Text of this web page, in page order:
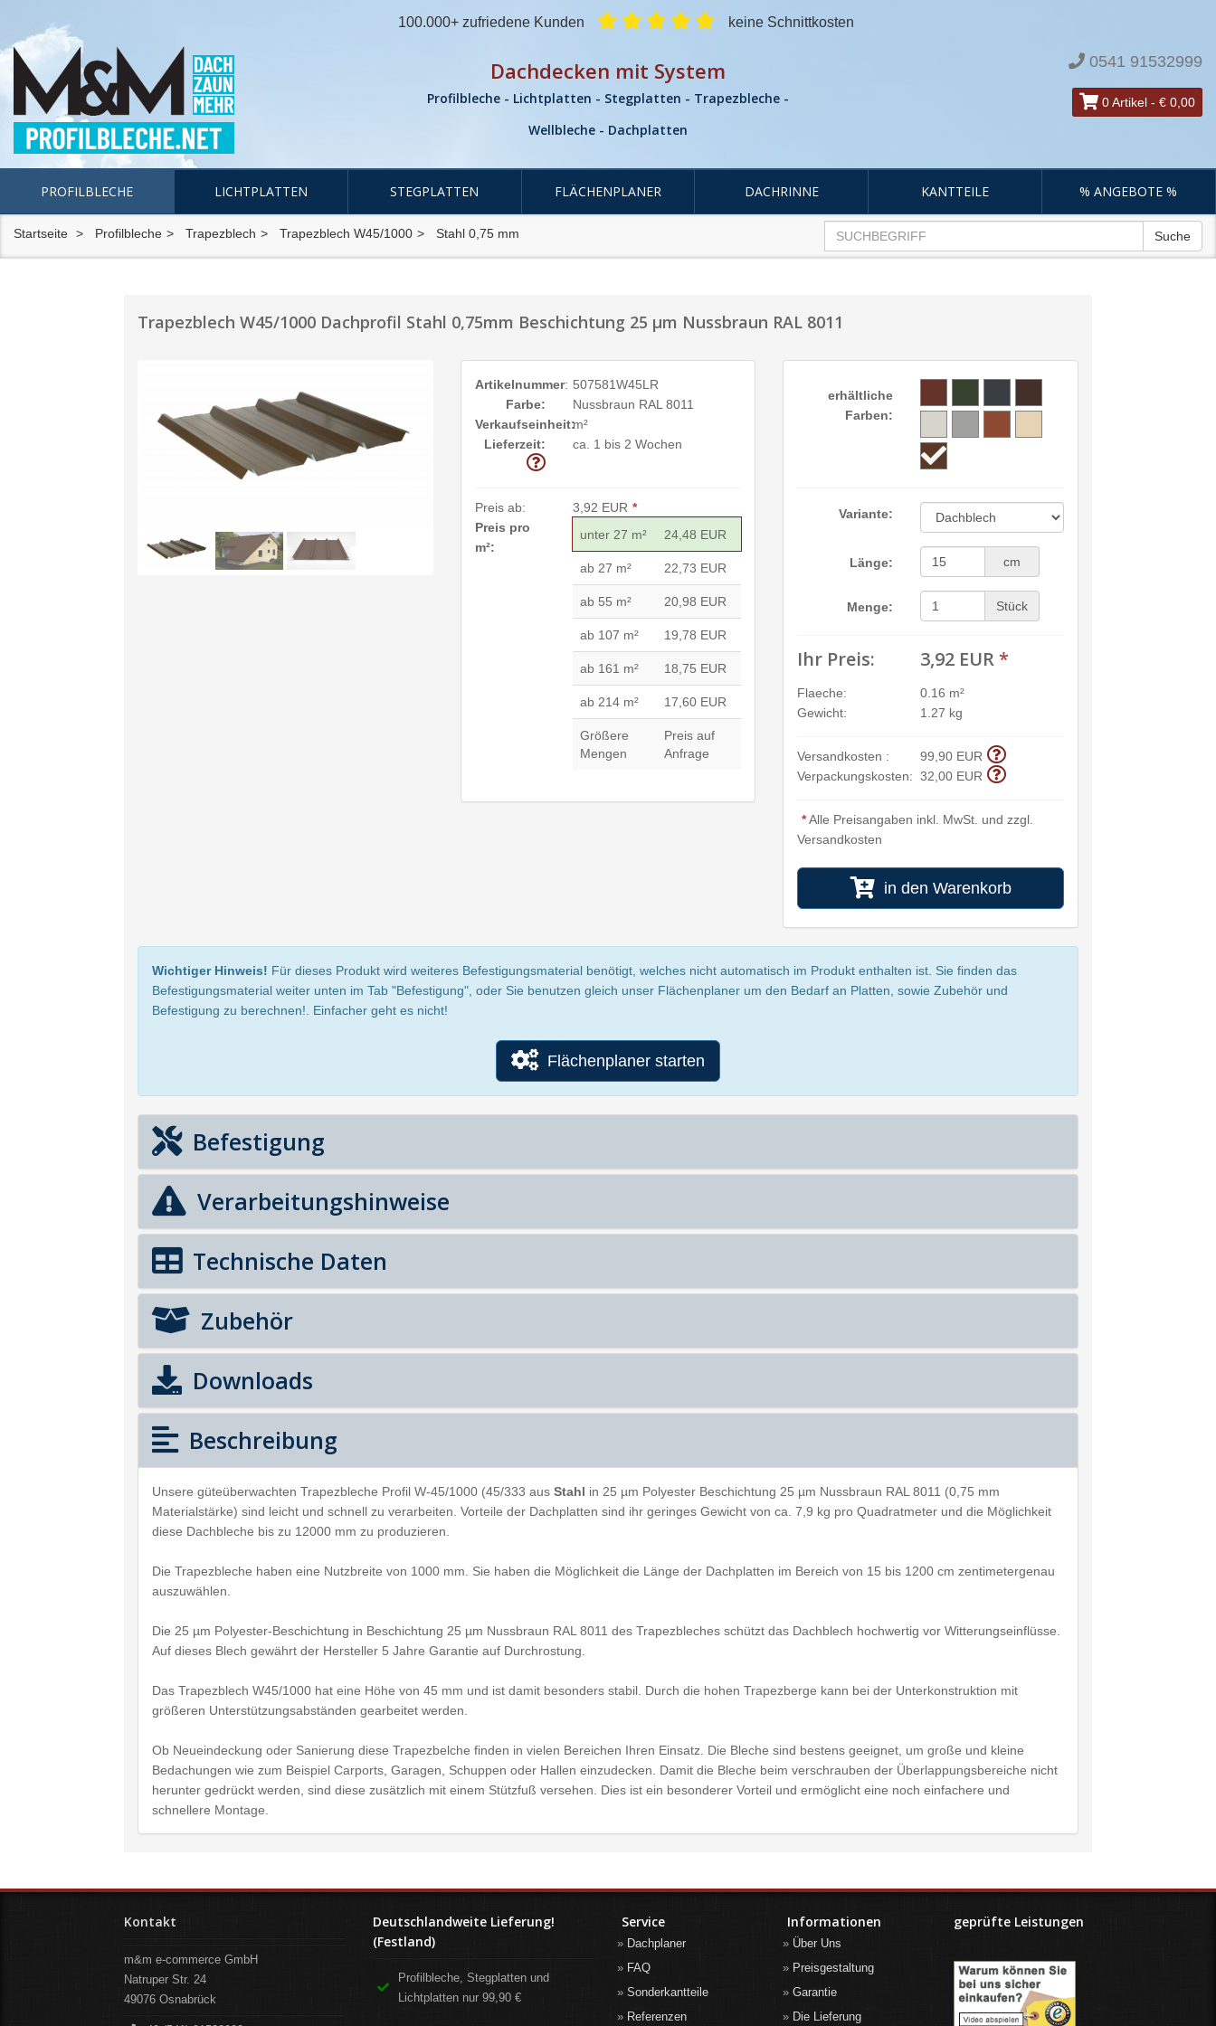
100.000+ zufriedene Kunden keine Schnittkosten
Dachdecken mit System
Profilbleche - Lichtplatten - Stegplatten - Trapezbleche -
Wellbleche - Dachplatten
0541 91532999
0 Artikel - € 0,00
PROFILBLECHE LICHTPLATTEN STEGPLATTEN FLÄCHENPLANER DACHRINNE KANTTEILE % ANGEBOTE %
Startseite Profilbleche Trapezblech Trapezblech W45/1000 Stahl 0,75 mm Suche
Trapezblech W45/1000 Dachprofil Stahl 0,75mm Beschichtung 25 µm Nussbraun RAL 8011
Artikelnummer: 507581W45LR
Farbe:
Nussbraun RAL 8011
Verkaufseinheit:m²
Lieferzeit:
ca. 1 bis 2 Wochen
Preis ab: 3,92 EUR *
Preis pro
m²:
unter 27 m² 24,48 EUR
ab 27 m² 22,73 EUR
ab 55 m² 20,98 EUR
ab 107 m² 19,78 EUR
ab 161 m² 18,75 EUR
ab 214 m² 17,60 EUR
Größere
Mengen
Preis auf
Anfrage
erhältliche
Farben:
Variante:
Länge: cm
Menge: Stück
Ihr Preis: 3,92 EUR *
Flaeche:
0.16 m²
Gewicht:
1.27 kg
Versandkosten :
99,90 EUR
Verpackungskosten: 32,00 EUR
*Alle Preisangaben inkl. MwSt. und zzgl.
Versandkosten
in den Warenkorb
Wichtiger Hinweis! Für dieses Produkt wird weiteres Befestigungsmaterial benötigt, welches nicht automatisch im Produkt enthalten ist. Sie finden das
Befestigungsmaterial weiter unten im Tab "Befestigung", oder Sie benutzen gleich unser Flächenplaner um den Bedarf an Platten, sowie Zubehör und
Befestigung zu berechnen!. Einfacher geht es nicht!
Flächenplaner starten
Befestigung
Verarbeitungshinweise
Technische Daten
Zubehör
Downloads
Beschreibung
Unsere güteüberwachten Trapezbleche Profil W-45/1000 (45/333 aus Stahl in 25 µm Polyester Beschichtung 25 µm Nussbraun RAL 8011 (0,75 mm
Materialstärke) sind leicht und schnell zu verarbeiten. Vorteile der Dachplatten sind ihr geringes Gewicht von ca. 7,9 kg pro Quadratmeter und die Möglichkeit
diese Dachbleche bis zu 12000 mm zu produzieren.
Die Trapezbleche haben eine Nutzbreite von 1000 mm. Sie haben die Möglichkeit die Länge der Dachplatten im Bereich von 15 bis 1200 cm zentimetergenau
auszuwählen.
Die 25 µm Polyester-Beschichtung in Beschichtung 25 µm Nussbraun RAL 8011 des Trapezbleches schützt das Dachblech hochwertig vor Witterungseinflüsse.
Auf dieses Blech gewährt der Hersteller 5 Jahre Garantie auf Durchrostung.
Das Trapezblech W45/1000 hat eine Höhe von 45 mm und ist damit besonders stabil. Durch die hohen Trapezberge kann bei der Unterkonstruktion mit
größeren Unterstützungsabständen gearbeitet werden.
Ob Neueindeckung oder Sanierung diese Trapezbelche finden in vielen Bereichen Ihren Einsatz. Die Bleche sind bestens geeignet, um große und kleine
Bedachungen wie zum Beispiel Carports, Garagen, Schuppen oder Hallen einzudecken. Damit die Bleche beim verschrauben der Überlappungsbereiche nicht
herunter gedrückt werden, sind diese zusätzlich mit einem Stützfuß versehen. Dies ist ein besonderer Vorteil und ermöglicht eine noch einfachere und
schnellere Montage.
Kontakt
m&m e-commerce GmbH
Natruper Str. 24
49076 Osnabrück
Deutschlandweite Lieferung!
(Festland)
Profilbleche, Stegplatten und
Lichtplatten nur 99,90 €
Service
Dachplaner
FAQ
Sonderkantteile
Referenzen
Informationen
Über Uns
Preisgestaltung
Garantie
Die Lieferung
geprüfte Leistungen